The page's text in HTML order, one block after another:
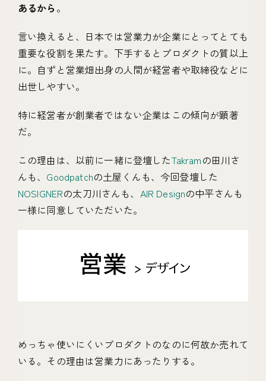
あるから 。
言い換えると、日本では営業力が企業にとってとても
重要な役割を果たす。下手するとプロダクトの質以上
に。自ずと営業畑出身の人間が経営者や取締役などに
出世しやすい。
特に経営者が創業者ではない企業はこの傾向が顕著
だ。
この理由は、以前に一緒に登壇したTakramの田川さ
んも、 Goodpatchの土屋くんも、今回登壇した
NOSIGNERの太刀川さんも、 AIR Designの中平さんも
一様に同意していただいた。
めっちゃ使いにくいプロダクトのなのに何故か売れて
いる。その理由は営業力にあったりする。